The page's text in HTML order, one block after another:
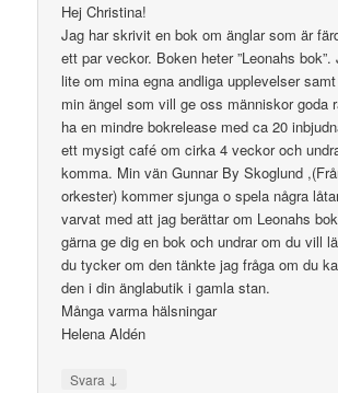
Hej Christina!
Jag har skrivit en bok om änglar som är
ett par veckor. Boken heter ”Leonahs
lite om mina egna andliga upplevelser
min ängel som vill ge oss människor goda
ha en mindre bokrelease med ca 20
ett mysigt café om cirka 4 veckor och
komma. Min vän Gunnar By Skoglund
orkester) kommer sjunga o spela några
varvat med att jag berättar om Leonahs
gärna ge dig en bok och undrar om du vill
du tycker om den tänkte jag fråga om du
den i din änglabutik i gamla stan.
Många varma hälsningar
Helena Aldén
Svara ↓